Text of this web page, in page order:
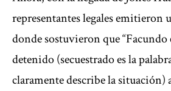
representantes legales emitieron
donde sostuvieron que
detenido (secuestrado es la
claramente describe la situación)